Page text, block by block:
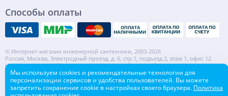
Способы оплаты
© Интернет-магазин инженерной сантехники, 2003-2026
Россия, Москва, Электродный проезд, д. 6, стр.1, подъезд 2, этаж 1, офис 12
Информация на сайте не является публичной офертой.
ИНН: 7720553918 КПП: 772001001
Контакты Карта сайта
Мы используем cookies и рекомендательные технологии для
персонализации сервисов и удобства пользователей. Вы можете
запретить сохранение cookie в настройках своего браузера. Политика